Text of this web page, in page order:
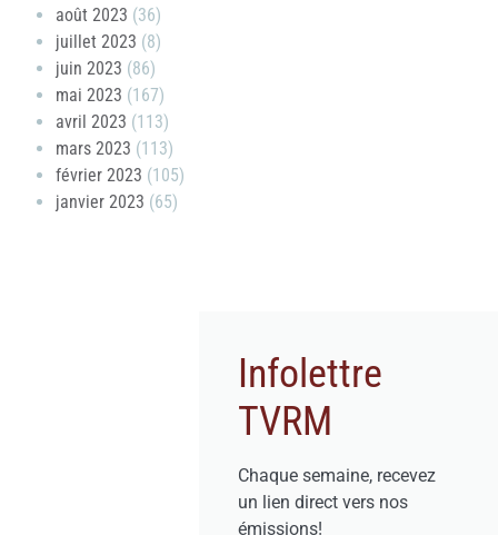
août 2023 (36)
juillet 2023 (8)
juin 2023 (86)
mai 2023 (167)
avril 2023 (113)
mars 2023 (113)
février 2023 (105)
janvier 2023 (65)
Infolettre
TVRM
Chaque semaine, recevez
un lien direct vers nos
émissions!